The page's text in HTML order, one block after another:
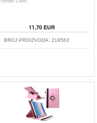
11,70EUR
BROJ PROIZVODA: 218563